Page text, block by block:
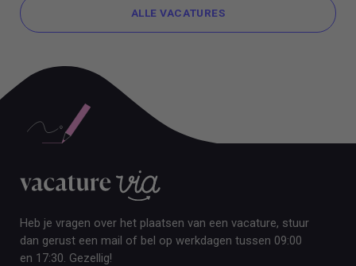
ALLE VACATURES
Heb je vragen over het plaatsen van een vacature, stuur
dan gerust een mail of bel op werkdagen tussen 09:00
en 17:30. Gezellig!